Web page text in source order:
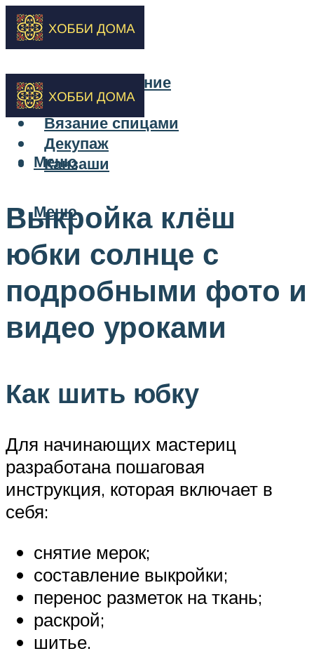
Бисероплетение
Вышивка
Вязание спицами
Декупаж
Канзаши
Меню
Меню
Выкройка клёш
юбки солнце с
подробными фото и
видео уроками
Как шить юбку
Для начинающих мастериц
разработана пошаговая
инструкция, которая включает в
себя:
снятие мерок;
составление выкройки;
перенос разметок на ткань;
раскрой;
шитье.